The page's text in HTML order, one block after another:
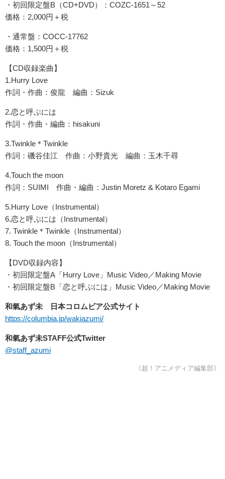
・初回限定盤B（CD+DVD）：COZC-1651～52
価格：2,000円＋税
・通常盤：COCC-17762
価格：1,500円＋税
【CD収録楽曲】
1.Hurry Love
作詞・作曲：俊龍 編曲：Sizuk
2.恋と呼ぶには
作詞・作曲・編曲：hisakuni
3.Twinkle＊Twinkle
作詞：磯谷佳江 作曲：小野貴光 編曲：玉木千尋
4.Touch the moon
作詞：SUIMI 作曲・編曲：Justin Moretz & Kotaro Egami
5.Hurry Love（Instrumental）
6.恋と呼ぶには（Instrumental）
7. Twinkle＊Twinkle（Instrumental）
8. Touch the moon（Instrumental）
【DVD収録内容】
・初回限定盤A「Hurry Love」Music Video／Making Movie
・初回限定盤B「恋と呼ぶには」Music Video／Making Movie
和氣あず未 日本コロムビア公式サイト
https://columbia.jp/wakiazumi/
和氣あず未STAFF公式Twitter
@staff_azumi
《超！アニメディア編集部》